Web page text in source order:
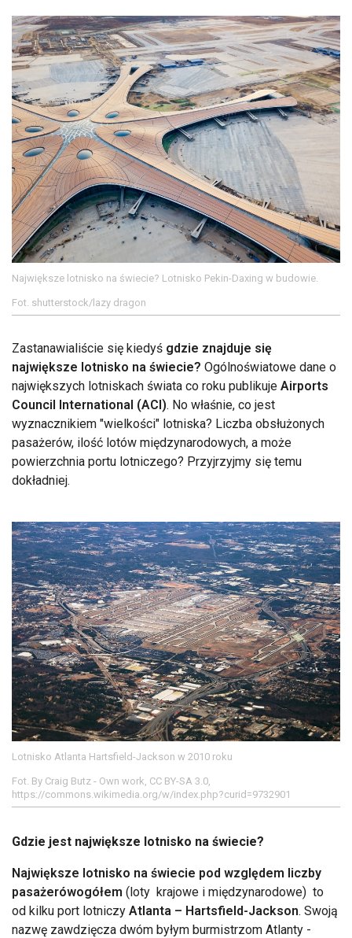
Największe lotnisko na świecie? Lotnisko Pekin-Daxing w budowie.
Fot. shutterstock/lazy dragon
Zastanawialiście się kiedyś gdzie znajduje się
największe lotnisko na świecie? Ogólnoświatowe dane o
największych lotniskach świata co roku publikuje Airports
Council International (ACI). No właśnie, co jest
wyznacznikiem "wielkości" lotniska? Liczba obsłużonych
pasażerów, ilość lotów międzynarodowych, a może
powierzchnia portu lotniczego? Przyjrzyjmy się temu
dokładniej.
Lotnisko Atlanta Hartsfield-Jackson w 2010 roku
Fot. By Craig Butz - Own work, CC BY-SA 3.0,
https://commons.wikimedia.org/w/index.php?curid=9732901
Gdzie jest największe lotnisko na świecie?
Największe lotnisko na świecie pod względem liczby
pasażerówogółem (loty krajowe i międzynarodowe) to
od kilku port lotniczy Atlanta – Hartsfield-Jackson. Swoją
nazwę zawdzięcza dwóm byłym burmistrzom Atlanty -